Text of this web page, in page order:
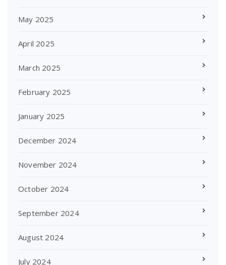
May 2025
April 2025
March 2025
February 2025
January 2025
December 2024
November 2024
October 2024
September 2024
August 2024
July 2024